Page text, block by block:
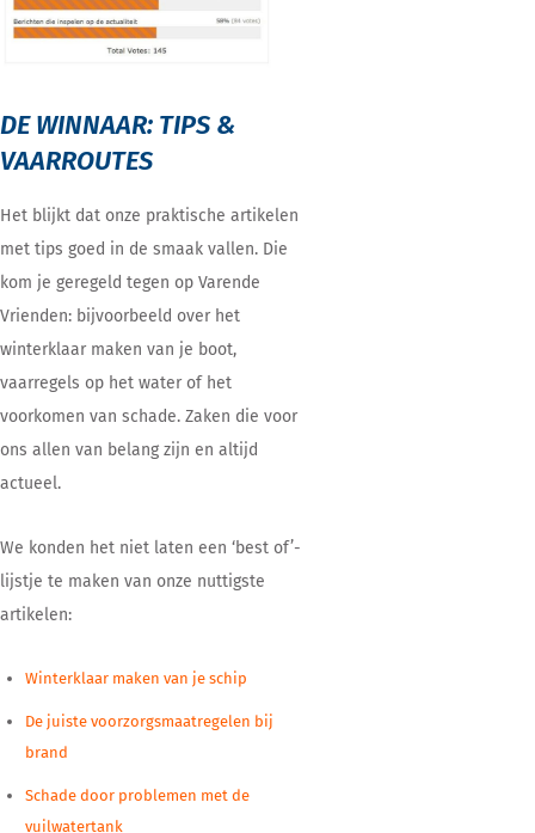
DE WINNAAR: TIPS &
VAARROUTES
Het blijkt dat onze praktische artikelen
met tips goed in de smaak vallen. Die
kom je geregeld tegen op Varende
Vrienden: bijvoorbeeld over het
winterklaar maken van je boot,
vaarregels op het water of het
voorkomen van schade. Zaken die voor
ons allen van belang zijn en altijd
actueel.
We konden het niet laten een ‘best of’-
lijstje te maken van onze nuttigste
artikelen:
Winterklaar maken van je schip
De juiste voorzorgsmaatregelen bij
brand
Schade door problemen met de
vuilwatertank